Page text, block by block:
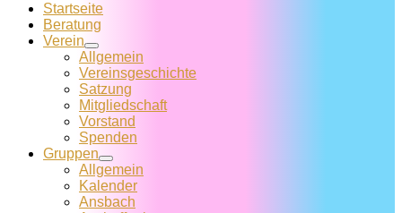
Startseite
Beratung
Verein
Allgemein
Vereins­geschichte
Satzung
Mitglied­schaft
Vorstand
Spenden
Gruppen
Allgemein
Kalender
Ansbach